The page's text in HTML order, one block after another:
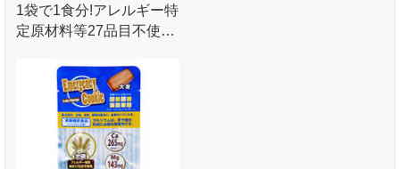
1袋で1食分!アレルギー特
定原材料等27品目不使
な栄養機能食品｡